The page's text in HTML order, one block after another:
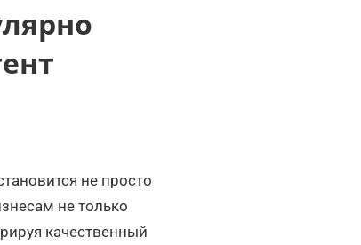
не просто
не только
качественный